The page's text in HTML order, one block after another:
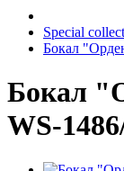
Special
Бокал
Бокал
WS-